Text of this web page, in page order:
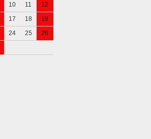
10 11
12
17 18
19
24 25
26